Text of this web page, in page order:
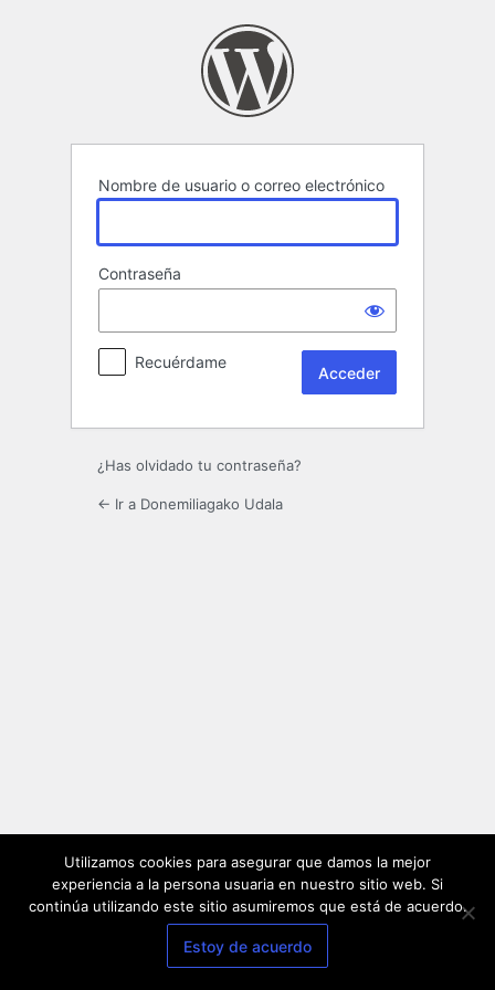
Nombre de usuario o correo electrónico
Contraseña
Recuérdame
¿Has olvidado tu contraseña?
← Ir a Donemiliagako Udala
Utilizamos cookies para asegurar que damos la mejor
experiencia a la persona usuaria en nuestro sitio web. Si
continúa utilizando este sitio asumiremos que está de acuerdo.
Estoy de acuerdo